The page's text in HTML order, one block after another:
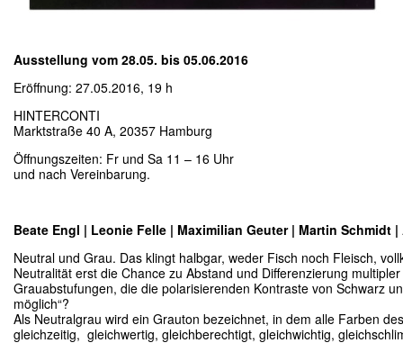
Ausstellung vom 28.05. bis 05.06.2016
Eröffnung: 27.05.2016, 19 h
HINTERCONTI
Marktstraße 40 A, 20357 Hamburg
Öffnungszeiten: Fr und Sa 11 – 16 Uhr
und nach Vereinbarung.
Beate Engl | Leonie Felle | Maximilian Geuter | Martin Schmidt
Neutral und Grau. Das klingt halbgar, weder Fisch noch Fleisch,
Neutralität erst die Chance zu Abstand und Differenzierung
Grauabstufungen, die die polarisierenden Kontraste von Schwarz
möglich“?
Als Neutralgrau wird ein Grauton bezeichnet, in dem alle Farben
gleichzeitig, gleichwertig, gleichberechtigt, gleichwichtig,